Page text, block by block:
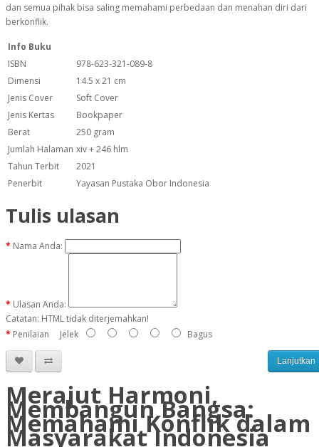
dan semua pihak bisa saling memahami perbedaan dan menahan diri dari
berkonflik.
Info Buku
ISBN
978-623-321-089-8
Dimensi
14.5 x 21 cm
Jenis Cover
Soft Cover
Jenis Kertas
Bookpaper
Berat
250 gram
Jumlah Halaman xiv + 246 hlm
Tahun Terbit
2021
Penerbit
Yayasan Pustaka Obor Indonesia
Tulis ulasan
Nama Anda:
Ulasan Anda:
Catatan: HTML tidak diterjemahkan!
Penilaian Jelek Bagus
Lanjutkan
Merajut Harmoni,
Membangun Bangsa:
Memahami Konflik dalam
Masyarakat Indonesia